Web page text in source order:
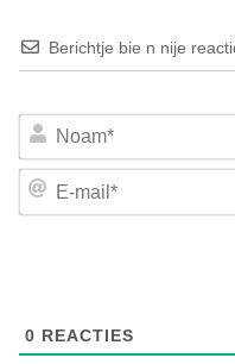
Berichtje bie n nije
0 REACTIES